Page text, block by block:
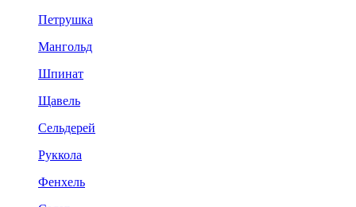
Петрушка
Мангольд
Шпинат
Щавель
Сельдерей
Руккола
Фенхель